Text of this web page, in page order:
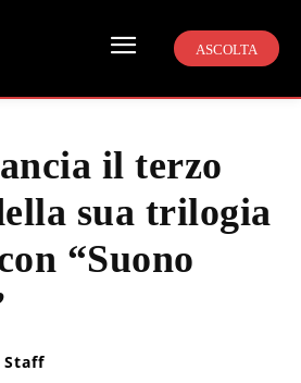
ASCOLTA
il terzo
sua trilogia
“Suono
Staff